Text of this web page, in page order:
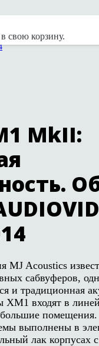
в свою корзину.
прозрачность. Обзор
MkII:
MJ Acoustics
сабвуферов,
и традиционная
входят в
помещения.
выполнены в
лак корпусах